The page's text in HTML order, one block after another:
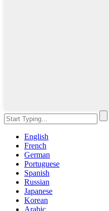
English
French
German
Portuguese
Spanish
Russian
Japanese
Korean
Arabic